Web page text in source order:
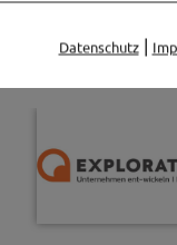
Datenschutz|